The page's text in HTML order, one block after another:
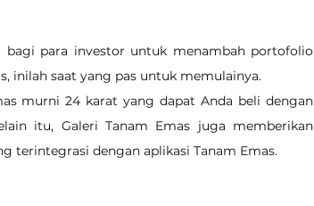
para investor untuk menambah portofolio
inilah saat yang pas untuk memulainya.
murni 24 karat yang dapat Anda beli dengan
itu, Galeri Tanam Emas juga memberikan
terintegrasi dengan aplikasi Tanam Emas.